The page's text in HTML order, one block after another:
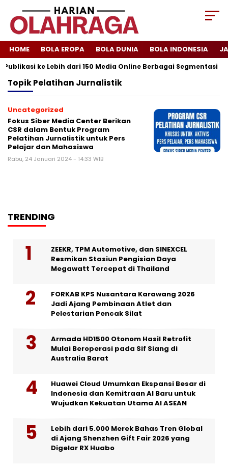
HOME BOLA EROPA BOLA DUNIA BOLA INDONESIA
ke Lebih dari 150 Media Online Berbagai Segmentasi
TopikPelatihan Jurnalistik
Uncategorized
Fokus Siber Media Center Berikan
CSR dalam Bentuk Program
Pelatihan Jurnalistik untuk Pers
Pelajar dan Mahasiswa
Rabu, 24 Januari 2024 - 14:33 WIB
TRENDING
ZEEKR, TPM Automotive, dan SINEXCEL
Resmikan Stasiun Pengisian Daya
Megawatt Tercepat di Thailand
FORKAB KPS Nusantara Karawang 2026
Jadi Ajang Pembinaan Atlet dan
Pelestarian Pencak Silat
Armada HD1500 Otonom Hasil Retrofit
Mulai Beroperasi pada Sif Siang di
Australia Barat
Huawei Cloud Umumkan Ekspansi Besar di
Indonesia dan Kemitraan AI Baru untuk
Wujudkan Kekuatan Utama AI ASEAN
Lebih dari 5.000 Merek Bahas Tren Global
di Ajang Shenzhen Gift Fair 2026 yang
Digelar RX Huabo